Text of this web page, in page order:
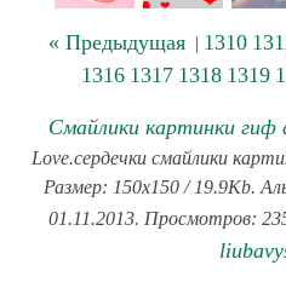
« Предыдущая| 1310
1316 1317 1318 1319
Смайлики картинки гиф
Love.сердечки смайлики
Размер: 150x150 / 19.9Kb.
01.11.2013. Просмотров: